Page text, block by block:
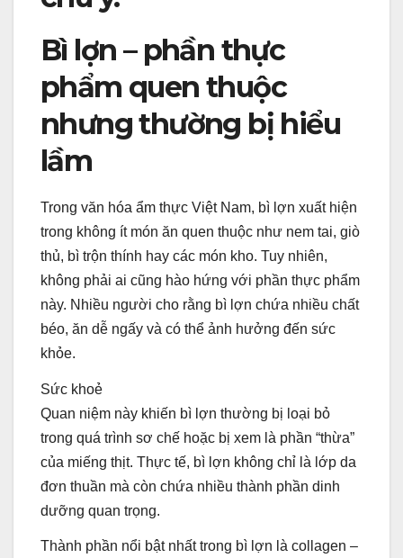
Bì lợn – phần thực
phẩm quen thuộc
nhưng thường bị hiểu
lầm
Trong văn hóa ẩm thực Việt Nam, bì lợn xuất hiện
trong không ít món ăn quen thuộc như nem tai, giò
thủ, bì trộn thính hay các món kho. Tuy nhiên,
không phải ai cũng hào hứng với phần thực phẩm
này. Nhiều người cho rằng bì lợn chứa nhiều chất
béo, ăn dễ ngấy và có thể ảnh hưởng đến sức
khỏe.
Sức khoẻ
Quan niệm này khiến bì lợn thường bị loại bỏ
trong quá trình sơ chế hoặc bị xem là phần “thừa”
của miếng thịt. Thực tế, bì lợn không chỉ là lớp da
đơn thuần mà còn chứa nhiều thành phần dinh
dưỡng quan trọng.
Thành phần nổi bật nhất trong bì lợn là collagen –